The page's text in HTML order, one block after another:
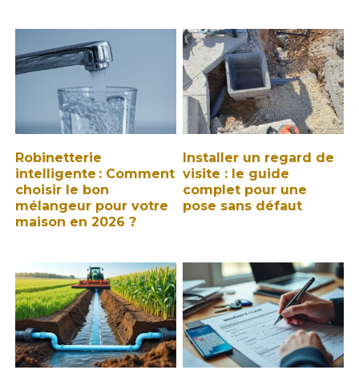
Robinetterie
intelligente : Comment
choisir le bon
mélangeur pour votre
maison en 2026 ?
Installer un regard de
visite : le guide
complet pour une
pose sans défaut